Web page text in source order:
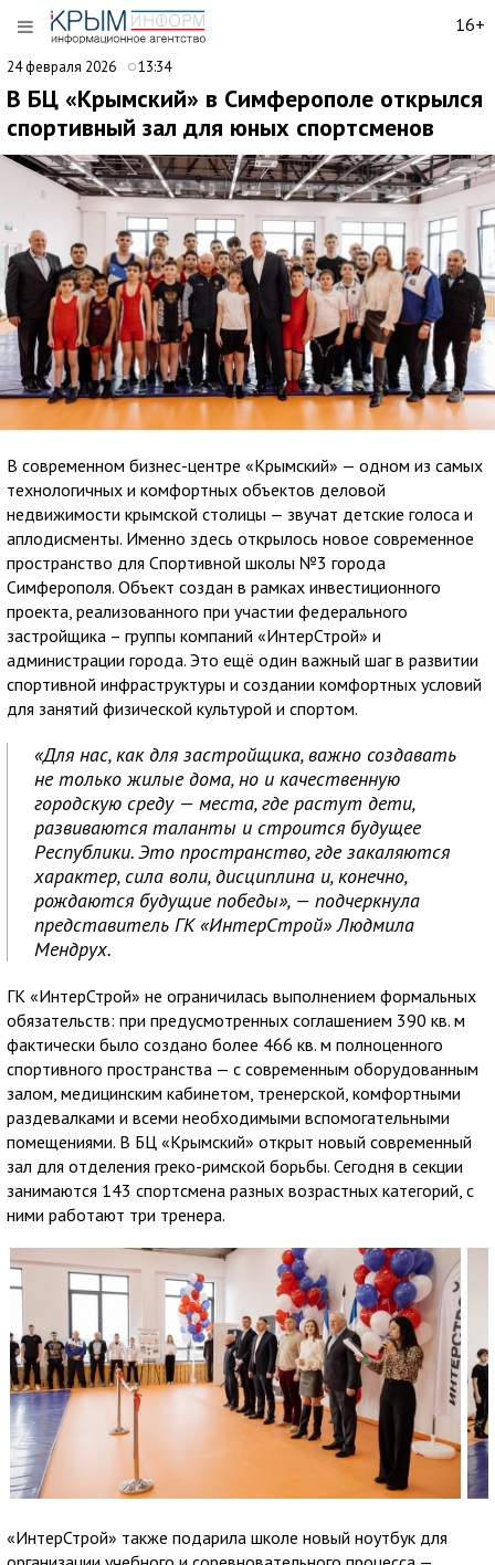
16+
24 февраля 2026 13:34
В БЦ «Крымский» в Симферополе открылся
спортивный зал для юных спортсменов
В современном бизнес-центре «Крымский» — одном из самых
технологичных и комфортных объектов деловой
недвижимости крымской столицы — звучат детские голоса и
аплодисменты. Именно здесь открылось новое современное
пространство для Спортивной школы №3 города
Симферополя. Объект создан в рамках инвестиционного
проекта, реализованного при участии федерального
застройщика – группы компаний «ИнтерСтрой» и
администрации города. Это ещё один важный шаг в развитии
спортивной инфраструктуры и создании комфортных условий
для занятий физической культурой и спортом.
«Для нас, как для застройщика, важно создавать
не только жилые дома, но и качественную
городскую среду — места, где растут дети,
развиваются таланты и строится будущее
Республики. Это пространство, где закаляются
характер, сила воли, дисциплина и, конечно,
рождаются будущие победы», — подчеркнула
представитель ГК «ИнтерСтрой» Людмила
Мендрух.
ГК «ИнтерСтрой» не ограничилась выполнением формальных
обязательств: при предусмотренных соглашением 390 кв. м
фактически было создано более 466 кв. м полноценного
спортивного пространства — с современным оборудованным
залом, медицинским кабинетом, тренерской, комфортными
раздевалками и всеми необходимыми вспомогательными
помещениями. В БЦ «Крымский» открыт новый современный
зал для отделения греко-римской борьбы. Сегодня в секции
занимаются 143 спортсмена разных возрастных категорий, с
ними работают три тренера.
«ИнтерСтрой» также подарила школе новый ноутбук для